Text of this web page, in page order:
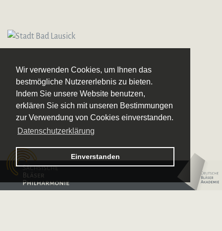
Wir verwenden Cookies, um Ihnen das
bestmögliche Nutzererlebnis zu bieten.
Indem Sie unsere Website benutzen,
erklären Sie sich mit unseren Bestimmungen
zur Verwendung von Cookies einverstanden.
Datenschutzerklärung
Einverstanden
Logo – Sächsische Bläserphilharmonie
Logo – Deutsche